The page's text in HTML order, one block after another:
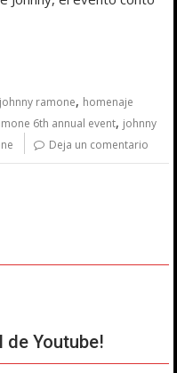
ramone, homenaje
6th annual event, johnny
Deja un comentario
de Youtube!